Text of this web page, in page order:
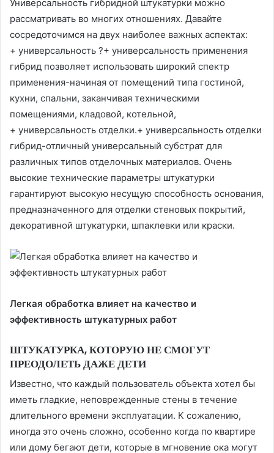
Универсальность гибридной штукатурки можно
рассматривать во многих отношениях. Давайте
сосредоточимся на двух наиболее важных аспектах:
+ универсальность ?+ универсальность применения
гибрид позволяет использовать широкий спектр
применения-начиная от помещений типа гостиной,
кухни, спальни, заканчивая техническими
помещениями, кладовой, котельной,
+ универсальность отделки.+ универсальность отделки
гибрид-отличный универсальный субстрат для
различных типов отделочных материалов. Очень
высокие технические параметры штукатурки
гарантируют высокую несущую способность основания,
предназначенного для отделки стеновых покрытий,
декоративной штукатурки, шпаклевки или краски.
Легкая обработка влияет на качество и
эффективность штукатурных работ
ШТУКАТУРКА, КОТОРУЮ НЕ СМОГУТ
ПРЕОДОЛЕТЬ ДАЖЕ ДЕТИ
Известно, что каждый пользователь объекта хотел бы
иметь гладкие, неповрежденные стены в течение
длительного времени эксплуатации. К сожалению,
иногда это очень сложно, особенно когда по квартире
или дому бегают дети, которые в мгновение ока могут